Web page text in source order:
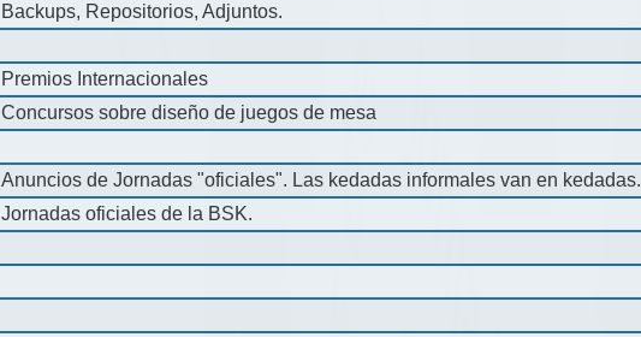
Backups, Repositorios, Adjuntos.
Premios Internacionales
Concursos sobre diseño de juegos de mesa
Anuncios de Jornadas "oficiales". Las kedadas informales van en kedadas.
Jornadas oficiales de la BSK.